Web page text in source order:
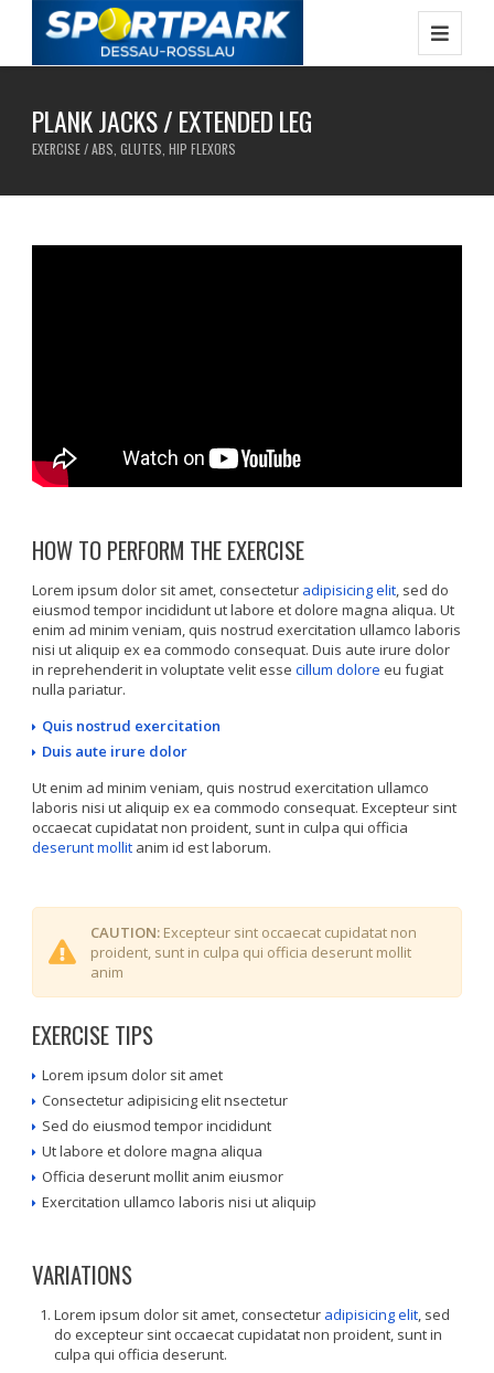
PLANK JACKS / EXTENDED LEG
EXERCISE / ABS, GLUTES, HIP FLEXORS
HOW TO PERFORM THE EXERCISE
Lorem ipsum dolor sit amet, consectetur adipisicing elit, sed do
eiusmod tempor incididunt ut labore et dolore magna aliqua. Ut
enim ad minim veniam, quis nostrud exercitation ullamco laboris
nisi ut aliquip ex ea commodo consequat. Duis aute irure dolor
in reprehenderit in voluptate velit essecillum dolore eu fugiat
nulla pariatur.
Quis nostrud exercitation
Duis aute irure dolor
Ut enim ad minim veniam, quis nostrud exercitation ullamco
laboris nisi ut aliquip ex ea commodo consequat. Excepteur sint
occaecat cupidatat non proident, sunt in culpa qui officia
deserunt mollit anim id est laborum.
CAUTION: Excepteur sint occaecat cupidatat non
proident, sunt in culpa qui officia deserunt mollit
anim
EXERCISE TIPS
Lorem ipsum dolor sit amet
Consectetur adipisicing elit nsectetur
Sed do eiusmod tempor incididunt
Ut labore et dolore magna aliqua
Officia deserunt mollit anim eiusmor
Exercitation ullamco laboris nisi ut aliquip
VARIATIONS
Lorem ipsum dolor sit amet, consectetur adipisicing elit, sed
do excepteur sint occaecat cupidatat non proident, sunt in
culpa qui officia deserunt.